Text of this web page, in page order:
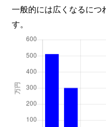
一般的には広くなるにつ
す。